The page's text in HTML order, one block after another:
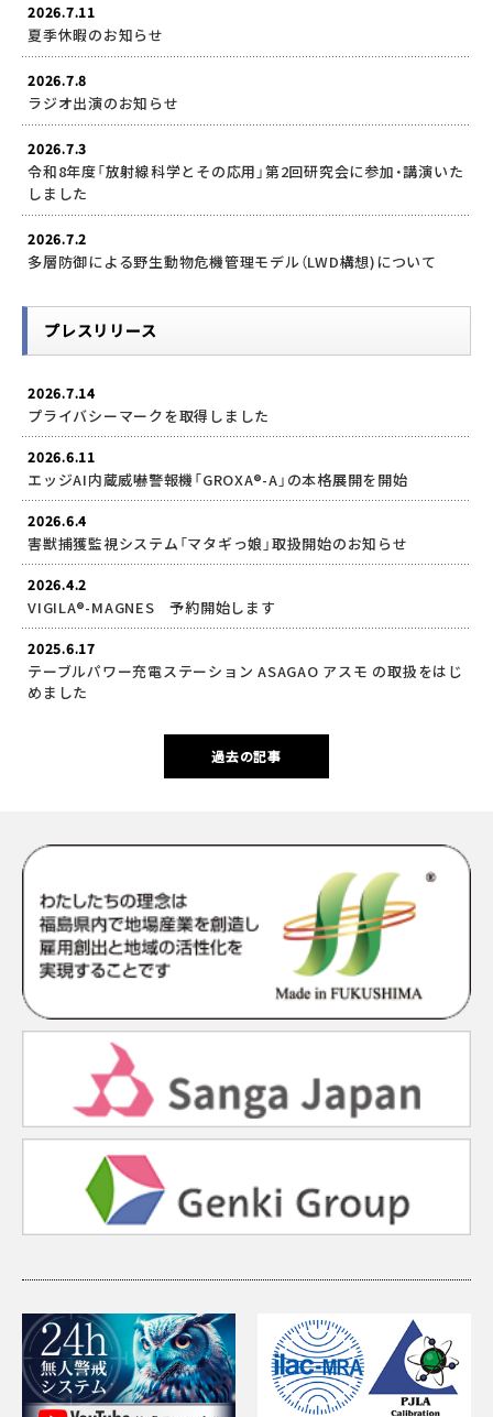
2026.7.11
夏季休暇のお知らせ
2026.7.8
ラジオ出演のお知らせ
2026.7.3
令和8年度「放射線科学とその応用」第2回研究会に参加・講演いた
しました
2026.7.2
多層防御による野生動物危機管理モデル（LWD構想)について
プレスリリース
2026.7.14
プライバシーマークを取得しました
2026.6.11
エッジAI内蔵威嚇警報機「GROXA®-A」の本格展開を開始
2026.6.4
害獣捕獲監視システム「マタギっ娘」取扱開始のお知らせ
2026.4.2
VIGILA®-MAGNES 予約開始します
2025.6.17
テーブルパワー充電ステーション ASAGAO アスモ の取扱をはじ
めました
過去の記事